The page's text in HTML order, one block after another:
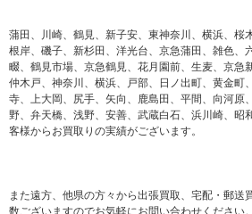
蒲田、川崎、鶴見、新子安、東神奈川、横浜、桜
根岸、磯子、新杉田、洋光台、京急蒲田、雑色、
畷、鶴見市場、京急鶴見、花月園前、生麦、京急
仲木戸、神奈川、横浜、戸部、日ノ出町、黄金町
寺、上大岡、尻手、矢向、鹿島田、平間、向河原
野、弁天橋、浅野、安善、武蔵白石、浜川崎、昭
客様からお買取りの実績がございます。
また遠方、他県の方々から出張買取、宅配・郵送
数ございますのでお気軽にお問い合わせください。